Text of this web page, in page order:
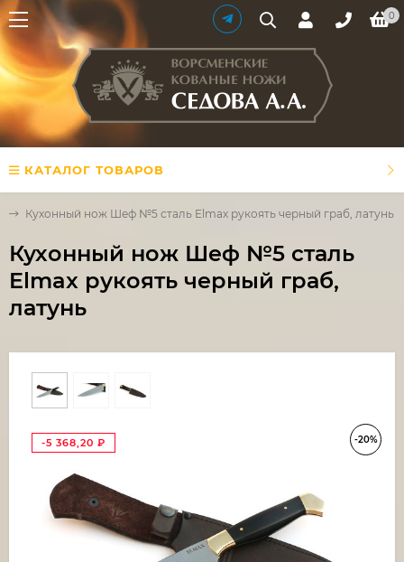
0
КАТАЛОГ ТОВАРОВ
Кухонный нож Шеф №5 сталь Elmax рукоять черный граб, латунь
Кухонный нож Шеф №5 сталь
Elmax рукоять черный граб,
латунь
-20%
-5 368,20 ₽